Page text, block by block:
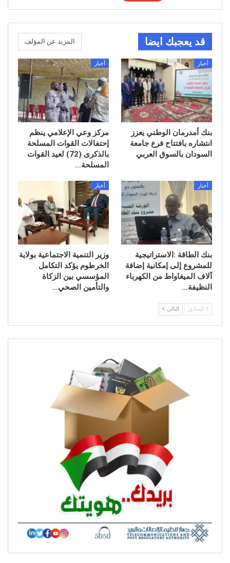
قد يعجبك ايضا المزيد عن المؤلف
أخبار
بنك أمدرمان الوطني يعزز
انتشاره بافتتاح فرع جامعة
السودان بالسوق العربي
أخبار
مركز وعي الإعلامي ينظم
إحتفالات القوات المسلحة
بالذكرى (72) لعيد القوات
المسلحة…
أخبار
بنك الطاقة :الاستراتيجية
للمشروع إلى إمكانية إضافة
آلاف الميغاواط من الكهرباء
النظيفة…
أخبار
وزير التنمية الاجتماعية بولاية
الخرطوم يؤكد التكامل
المؤسسي بين الزكاة
والتأمين الصحي…
السابق التالي